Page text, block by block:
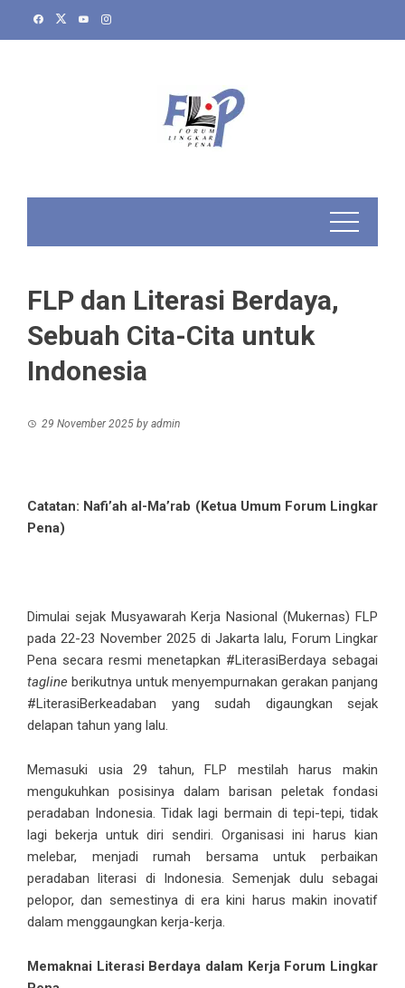
FLP dan Literasi Berdaya,
Sebuah Cita-Cita untuk
Indonesia
29 November 2025 by admin
Catatan: Nafi’ah al-Ma’rab (Ketua Umum Forum Lingkar
Pena)
Dimulai sejak Musyawarah Kerja Nasional (Mukernas) FLP
pada 22-23 November 2025 di Jakarta lalu, Forum Lingkar
Pena secara resmi menetapkan #LiterasiBerdaya sebagai
tagline berikutnya untuk menyempurnakan gerakan panjang
#LiterasiBerkeadaban yang sudah digaungkan sejak
delapan tahun yang lalu.
Memasuki usia 29 tahun, FLP mestilah harus makin
mengukuhkan posisinya dalam barisan peletak fondasi
peradaban Indonesia. Tidak lagi bermain di tepi-tepi, tidak
lagi bekerja untuk diri sendiri. Organisasi ini harus kian
melebar, menjadi rumah bersama untuk perbaikan
peradaban literasi di Indonesia. Semenjak dulu sebagai
pelopor, dan semestinya di era kini harus makin inovatif
dalam menggaungkan kerja-kerja.
Memaknai Literasi Berdaya dalam Kerja Forum Lingkar